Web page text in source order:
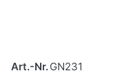
Art.-Nr.GN231